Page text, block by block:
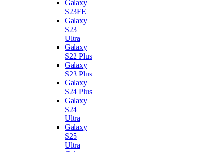
Galaxy
S23FE
Galaxy
S23
Ultra
Galaxy
S22 Plus
Galaxy
S23 Plus
Galaxy
S24 Plus
Galaxy
S24
Ultra
Galaxy
S25
Ultra